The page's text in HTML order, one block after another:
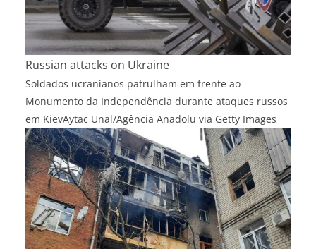
Russian attacks on Ukraine
Soldados ucranianos patrulham em frente ao
Monumento da Independência durante ataques russos
em KievAytac Unal/Agência Anadolu via Getty Images